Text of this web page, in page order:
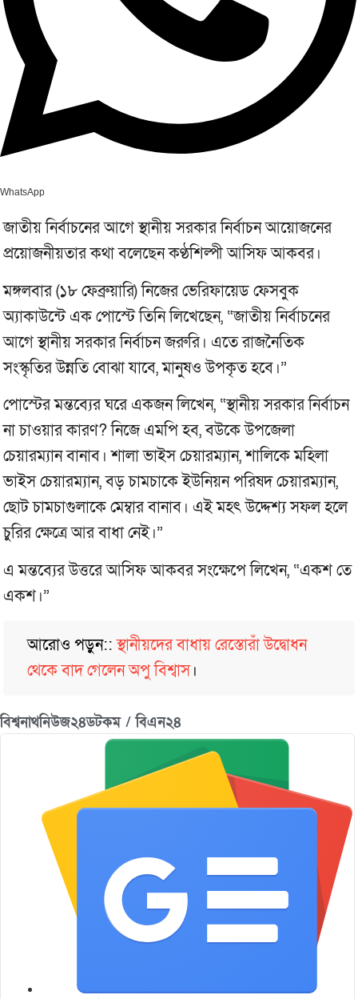
WhatsApp
জাতীয় নির্বাচনের আগে স্থানীয় সরকার নির্বাচন আয়োজনের
প্রয়োজনীয়তার কথা বলেছেন কণ্ঠশিল্পী আসিফ আকবর।
মঙ্গলবার (১৮ ফেব্রুয়ারি) নিজের ভেরিফায়েড ফেসবুক
অ্যাকাউন্টে এক পোস্টে তিনি লিখেছেন, “জাতীয় নির্বাচনের
আগে স্থানীয় সরকার নির্বাচন জরুরি। এতে রাজনৈতিক
সংস্কৃতির উন্নতি বোঝা যাবে, মানুষও উপকৃত হবে।”
পোস্টের মন্তব্যের ঘরে একজন লিখেন, “স্থানীয় সরকার নির্বাচন
না চাওয়ার কারণ? নিজে এমপি হব, বউকে উপজেলা
চেয়ারম্যান বানাব। শালা ভাইস চেয়ারম্যান, শালিকে মহিলা
ভাইস চেয়ারম্যান, বড় চামচাকে ইউনিয়ন পরিষদ চেয়ারম্যান,
ছোট চামচাগুলাকে মেম্বার বানাব। এই মহৎ উদ্দেশ্য সফল হলে
চুরির ক্ষেত্রে আর বাধা নেই।”
এ মন্তব্যের উত্তরে আসিফ আকবর সংক্ষেপে লিখেন, “একশ তে
একশ।”
আরোও পড়ুন::স্থানীয়দের বাধায় রেস্তোরাঁ উদ্বোধন
থেকে বাদ গেলেন অপু বিশ্বাস।
বিশ্বনাথনিউজ২৪ডটকম / বিএন২৪